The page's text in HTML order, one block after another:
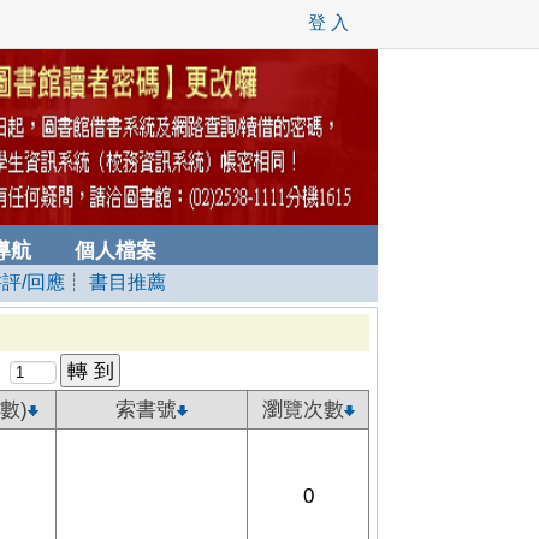
登 入
航 個人檔案
/回應 ┊書目推薦
) 索書號 瀏覽次數
0